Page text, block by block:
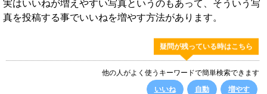
実はいいねが増えやすい写真というのもあって、そういう写
真を投稿する事でいいねを増やす方法があります。
疑問が残っている時はこちら
他の人がよく使うキーワードで簡単検索できます
いいね
自動 増やす